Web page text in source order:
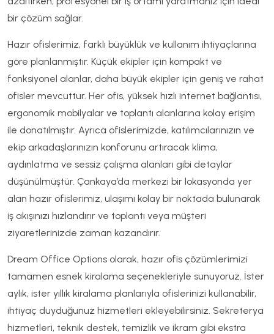
bir çözüm sağlar.
Hazır ofislerimiz, farklı büyüklük ve kullanım ihtiyaçlarına
göre planlanmıştır. Küçük ekipler için kompakt ve
fonksiyonel alanlar, daha büyük ekipler için geniş ve rahat
ofisler mevcuttur. Her ofis, yüksek hızlı internet bağlantısı,
ergonomik mobilyalar ve toplantı alanlarına kolay erişim
ile donatılmıştır. Ayrıca ofislerimizde, katılımcılarınızın ve
ekip arkadaşlarınızın konforunu artıracak klima,
aydınlatma ve sessiz çalışma alanları gibi detaylar
düşünülmüştür. Çankaya’da merkezi bir lokasyonda yer
alan hazır ofislerimiz, ulaşımı kolay bir noktada bulunarak
iş akışınızı hızlandırır ve toplantı veya müşteri
ziyaretlerinizde zaman kazandırır.
Dream Office Options olarak, hazır ofis çözümlerimizi
tamamen esnek kiralama seçenekleriyle sunuyoruz. İster
aylık, ister yıllık kiralama planlarıyla ofislerinizi kullanabilir,
ihtiyaç duyduğunuz hizmetleri ekleyebilirsiniz. Sekreterya
hizmetleri, teknik destek, temizlik ve ikram gibi ekstra